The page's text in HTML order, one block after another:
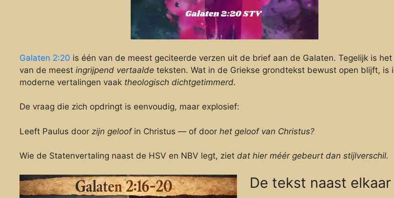
Galaten 2:20 is één van de meest geciteerde verzen uit de brief aan de Galaten. Tegelijk is het
van de meest ingrijpend vertaalde teksten. Wat in de Griekse grondtekst bewust open blijft, is
moderne vertalingen vaak theologisch dichtgetimmerd.
De vraag die zich opdringt is eenvoudig, maar explosief:
Leeft Paulus door zijn geloofin Christus — of door het geloof van Christus?
Wie de Statenvertaling naast de HSV en NBV legt, ziet dat hier méér gebeurt dan stijlverschil.
De tekst naast elkaar